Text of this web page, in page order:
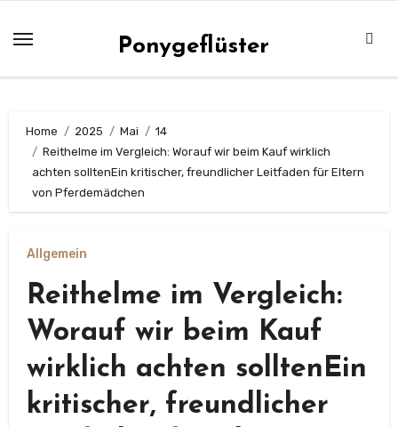
Inhalt
Ponygeflüster
Home 2025 Mai
14
Reithelme im Vergleich: Worauf wir beim Kauf wirklich
achten solltenEin kritischer, freundlicher Leitfaden für Eltern
von Pferdemädchen
Allgemein
Reithelme im Vergleich:
Worauf wir beim Kauf
wirklich achten solltenEin
kritischer, freundlicher